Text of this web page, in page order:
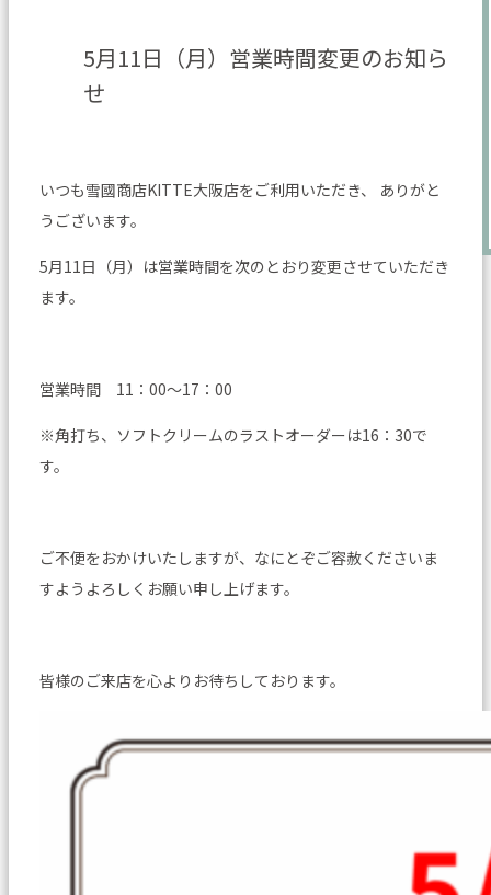
5月11日（月）営業時間変更のお知ら
せ
いつも雪國商店KITTE大阪店をご利用いただき、 ありがと
うございます。
5月11日（月）は営業時間を次のとおり変更させていただき
ます。
営業時間 11：00～17：00
※角打ち、ソフトクリームのラストオーダーは16：30で
す。
ご不便をおかけいたしますが、なにとぞご容赦くださいま
すようよろしくお願い申し上げます。
皆様のご来店を心よりお待ちしております。